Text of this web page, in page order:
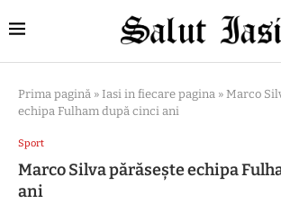
Prima pagină » Iasi in fiecare pagina » Marco
echipa Fulham după cinci ani
Sport
Marco Silva părăseşte echipa
ani